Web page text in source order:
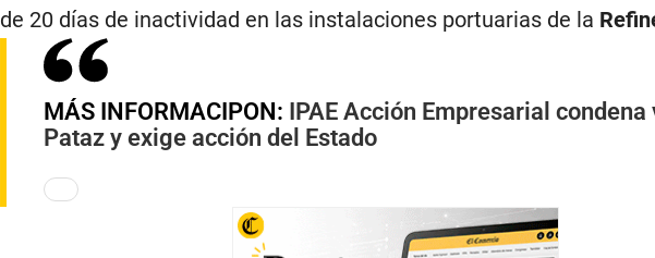
de 20 días de inactividad en las instalaciones portuarias de la
MÁS INFORMACIPON:
IPAE Acción Empresarial
Pataz y exige acción del Estado